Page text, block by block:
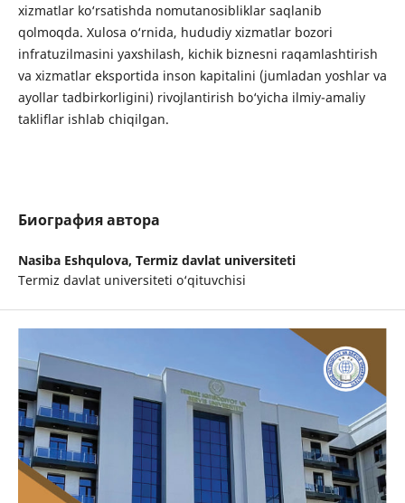
xizmatlar ko‘rsatishda nomutanosibliklar saqlanib
qolmoqda. Xulosa o‘rnida, hududiy xizmatlar bozori
infratuzilmasini yaxshilash, kichik biznesni raqamlashtirish
va xizmatlar eksportida inson kapitalini (jumladan yoshlar va
ayollar tadbirkorligini) rivojlantirish bo‘yicha ilmiy-amaliy
takliflar ishlab chiqilgan.
Биография автора
Nasiba Eshqulova, Termiz davlat universiteti
Termiz davlat universiteti o‘qituvchisi